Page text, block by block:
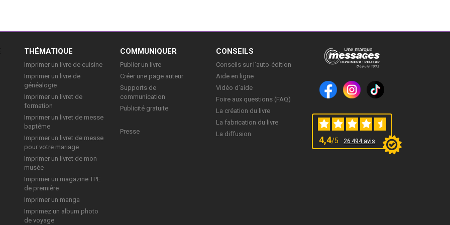
THÉMATIQUE
Imprimer un livre de cuisine
Imprimer un livre de
généalogie
Imprimer un livret de
formation
Imprimer un livret de messe
baptême
Imprimer un livret de messe
pour votre mariage
Imprimer un livret de mon
musée
Imprimer un magazine TPE
de première
Imprimer un manga
Imprimez un album photo
de voyage
COMMUNIQUER
Publier un livre
Créer une page auteur
Supports de
communication
Publicité gratuite
Presse
CONSEILS
Conseils sur l’auto-édition
Aide en ligne
Vidéo d’aide
Foire aux questions (FAQ)
La création du livre
La fabrication du livre
La diffusion
4,4/5 26 494 avis